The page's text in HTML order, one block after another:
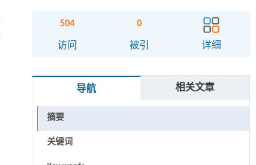
504
访问
0
被引 详细
导航 相关文章
摘要
关键词